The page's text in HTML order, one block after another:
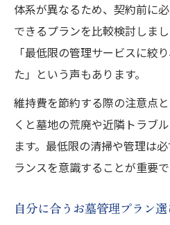
体系が異なるため、契約前に
できるプランを比較検討しま
「最低限の管理サービスに絞
た」という声もあります。
維持費を節約する際の注意点
くと墓地の荒廃や近隣トラブ
ます。最低限の清掃や管理は
ランスを意識することが重要で
自分に合うお墓管理プラン